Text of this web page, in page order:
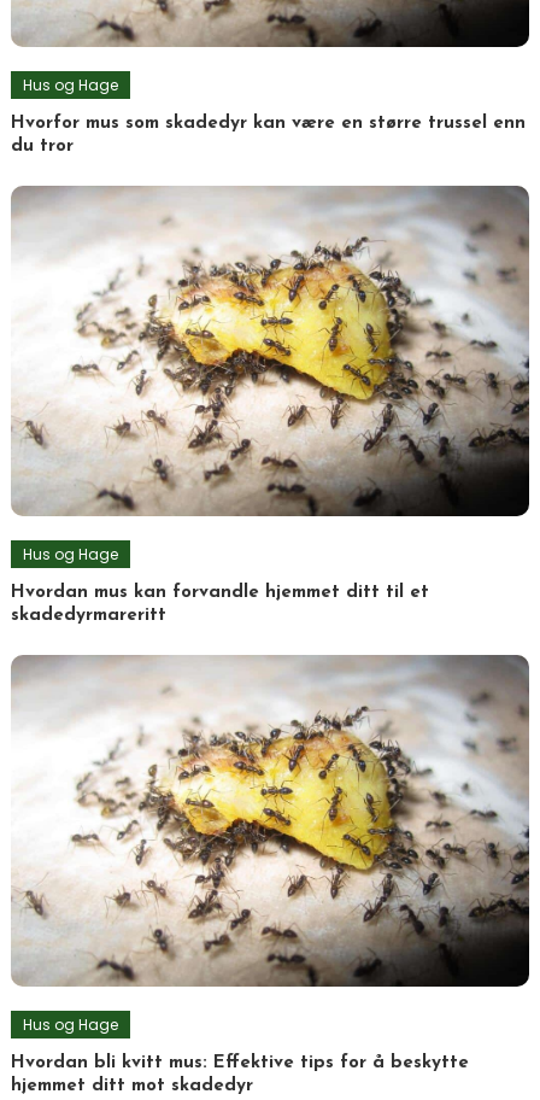
Hus og Hage
Hvorfor mus som skadedyr kan være en større trussel enn
du tror
Hus og Hage
Hvordan mus kan forvandle hjemmet ditt til et
skadedyrmareritt
Hus og Hage
Hvordan bli kvitt mus: Effektive tips for å beskytte
hjemmet ditt mot skadedyr